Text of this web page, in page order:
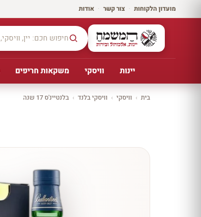
מועדון הלקוחות · צור קשר · אודות
יינות וויסקי משקאות חריפים
בית › וויסקי › וויסקי בלנד › בלנטיינ'ס 17 שנה
כל